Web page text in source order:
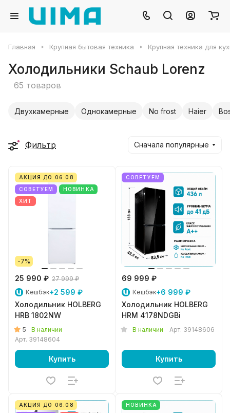
Главная Крупная бытовая техника Крупная техника для
Холодильники Schaub Lorenz
65 товаров
Двухкамерные Однокамерные No frost Haier
Фильтр Сначала популярные
АКЦИЯ ДО 06.08
СОВЕТУЕМ
НОВИНКА
ХИТ
-7%
25 990 ₽ 27 999 ₽
Кешбэк+2 599 ₽
Холодильник HOLBERG
HRB 1802NW
5
В наличии
Арт. 39148604
Купить
СОВЕТУЕМ
69 999 ₽
Кешбэк+6 999 ₽
Холодильник HOLBERG
HRM 4178NDGBi
В наличии Арт. 39148606
Купить
АКЦИЯ ДО 06.08
НОВИНКА